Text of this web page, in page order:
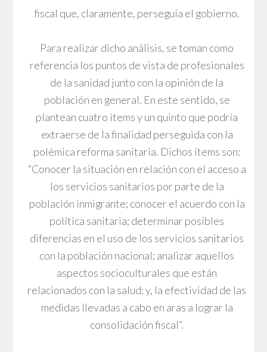
fiscal que, claramente, perseguía el gobierno.
Para realizar dicho análisis, se toman como
referencia los puntos de vista de profesionales
de la sanidad junto con la opinión de la
población en general. En este sentido, se
plantean cuatro ítems y un quinto que podría
extraerse de la finalidad perseguida con la
polémica reforma sanitaria. Dichos ítems son:
“Conocer la situación en relación con el acceso a
los servicios sanitarios por parte de la
población inmigrante; conocer el acuerdo con la
política sanitaria; determinar posibles
diferencias en el uso de los servicios sanitarios
con la población nacional; analizar aquellos
aspectos socioculturales que están
relacionados con la salud; y, la efectividad de las
medidas llevadas a cabo en aras a lograr la
consolidación fiscal”.